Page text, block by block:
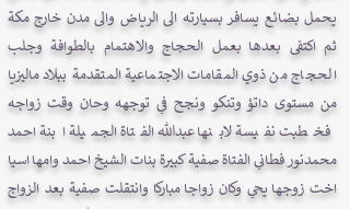
يحمل بضائع يسافر بسيارته الى الرياض والى مدن خارج مكة
ثم اكتفى بعدها بعمل الحجاج والاهتمام بالطوافة وجلب
الحجاج من ذوي المقامات الاجتماعية المتقدمة ببلاد ماليزيا
من مستوى داتؤ وتنكو ونجح في توجهه وحان وقت زواجه
فخطبت نفيسة لابنها عبدالله الفتاة الجميلة ابنة احمد
محمدنور فطاني الفتاة صفية كبيرة بنات الشيخ احمد وامها اسيا
اخت زوجها يحي وكان زواجا مباركا وانتقلت صفية بعد الزواج